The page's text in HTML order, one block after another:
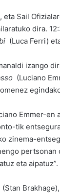
eta Sail
dira.
(Luca Ferri)
izango
(Luciano
Emmer-
tik
zinema-
eta aipatuz”.
Brakhage),